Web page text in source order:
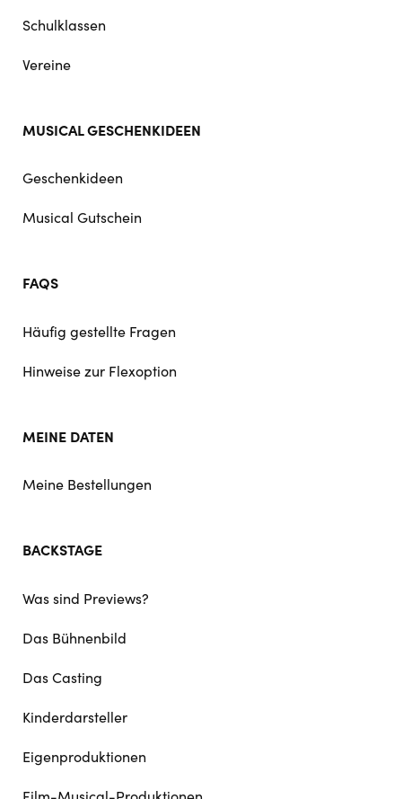
Schulklassen
Vereine
MUSICAL GESCHENKIDEEN
Geschenkideen
Musical Gutschein
FAQS
Häufig gestellte Fragen
Hinweise zur Flexoption
MEINE DATEN
Meine Bestellungen
BACKSTAGE
Was sind Previews?
Das Bühnenbild
Das Casting
Kinderdarsteller
Eigenproduktionen